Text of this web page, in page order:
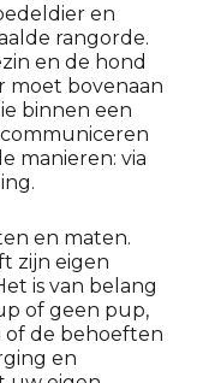
en
rangorde.
en de hond
moet bovenaan
binnen een
manieren: via
en maten.
zijn eigen
is van belang
of geen pup,
of de behoeften
en